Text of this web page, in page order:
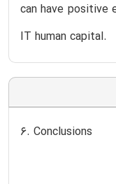
can have
IT human capital.
6. Conclusions